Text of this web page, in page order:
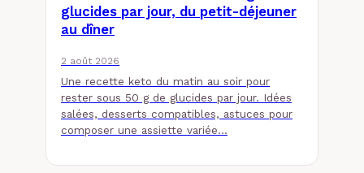
glucides par jour, du petit-déjeuner
au dîner
2 août 2026
Une recette keto du matin au soir pour
rester sous 50 g de glucides par jour. Idées
salées, desserts compatibles, astuces pour
composer une assiette variée…